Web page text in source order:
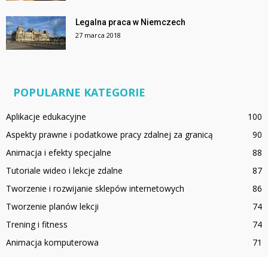
Legalna praca w Niemczech
27 marca 2018
POPULARNE KATEGORIE
Aplikacje edukacyjne
100
Aspekty prawne i podatkowe pracy zdalnej za granicą
90
Animacja i efekty specjalne
88
Tutoriale wideo i lekcje zdalne
87
Tworzenie i rozwijanie sklepów internetowych
86
Tworzenie planów lekcji
74
Trening i fitness
74
Animacja komputerowa
71